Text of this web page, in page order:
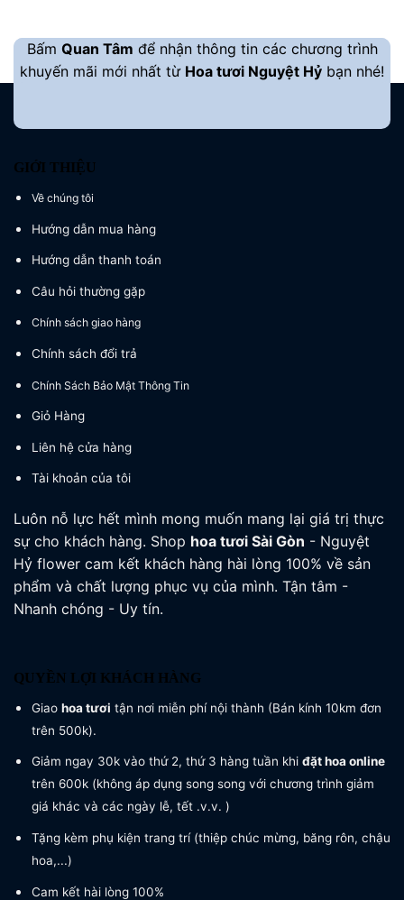
Bấm Quan Tâm để nhận thông tin các chương trình
khuyến mãi mới nhất từ Hoa tươi Nguyệt Hỷ bạn nhé!
GIỚI THIỆU
Về chúng tôi
Hướng dẫn mua hàng
Hướng dẫn thanh toán
Câu hỏi thường gặp
Chính sách giao hàng
Chính sách đổi trả
Chính Sách Bảo Mật Thông Tin
Giỏ Hàng
Liên hệ cửa hàng
Tài khoản của tôi
Luôn nỗ lực hết mình mong muốn mang lại giá trị thực
sự cho khách hàng. Shop hoa tươi Sài Gòn - Nguyệt
Hỷ flower cam kết khách hàng hài lòng 100% về sản
phẩm và chất lượng phục vụ của mình. Tận tâm -
Nhanh chóng - Uy tín.
QUYỀN LỢI KHÁCH HÀNG
Giao hoa tươi tận nơi miễn phí nội thành (Bán kính 10km đơn
trên 500k).
Giảm ngay 30k vào thứ 2, thứ 3 hàng tuần khi đặt hoa online
trên 600k (không áp dụng song song với chương trình giảm
giá khác và các ngày lễ, tết .v.v. )
Tặng kèm phụ kiện trang trí (thiệp chúc mừng, băng rôn, chậu
hoa,...)
Cam kết hài lòng 100%